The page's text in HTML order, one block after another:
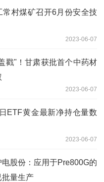
常村煤矿召开6月份安全技
2023-06-07
戳"！甘肃获批首个中药材
2023-06-07
ETF黄金最新净持仓量数
2023-06-07
股份：应用于Pre800G的
批量生产